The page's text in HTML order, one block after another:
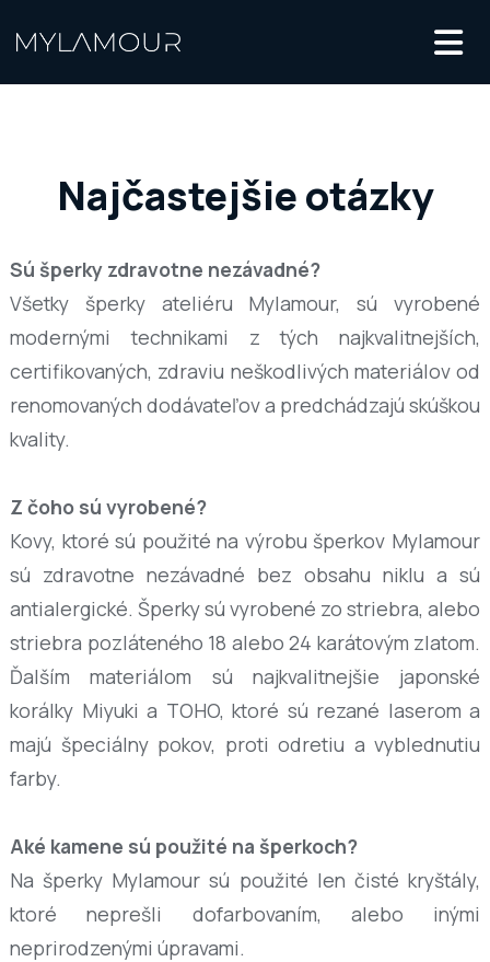
Najčastejšie otázky
Sú šperky zdravotne nezávadné?
Všetky šperky ateliéru Mylamour, sú vyrobené
modernými technikami z tých najkvalitnejších,
certifikovaných, zdraviu neškodlivých materiálov od
renomovaných dodávateľov a predchádzajú skúškou
kvality.
Z čoho sú vyrobené?
Kovy, ktoré sú použité na výrobu šperkov Mylamour
sú zdravotne nezávadné bez obsahu niklu a sú
antialergické. Šperky sú vyrobené zo striebra, alebo
striebra pozláteného 18 alebo 24 karátovým zlatom.
Ďalším materiálom sú najkvalitnejšie japonské
korálky Miyuki a TOHO, ktoré sú rezané laserom a
majú špeciálny pokov, proti odretiu a vyblednutiu
farby.
Aké kamene sú použité na šperkoch?
Na šperky Mylamour sú použité len čisté kryštály,
ktoré neprešli dofarbovaním, alebo inými
neprirodzenými úpravami.